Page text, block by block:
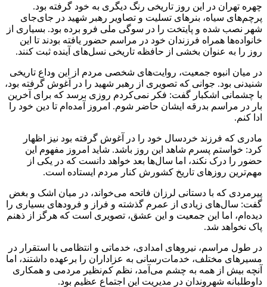
چهره تهران در این روز تاریخی رنگ دیگری به خود گرفته بود.
پرچم‌های سیاه، بنرهای تسلیت و تصاویر رهبر شهید در جای‌جای
شهر نصب شده و پایتخت را در سوگی ملی فرو برده بود. بسیاری از
خانواده‌ها همراه فرزندان خود در مراسم حضور یافته بودند تا این
روز را به عنوان بخشی از حافظه تاریخی نسل‌های آینده ثبت کنند.
در میان انبوه جمعیت، روایت‌های شخصی مردم از این وداع تاریخی
شنیدنی بود. جوانی که تصویری از رهبر شهید را در آغوش گرفته بود،
با چشمانی اشکبار گفت: فکر نمی‌کردم روزی برسد که برای آخرین
بار در مراسم بدرقه ایشان حاضر شوم. امروز آمده‌ام تا دین خود را
ادا کنم.
مادری که فرزند خردسال خود را در آغوش گرفته بود نیز اظهار
کرد: خواستم پسرم شاهد این روز باشد. شاید امروز مفهوم این
حضور را درک نکند، اما سال‌ها بعد خواهد دانست که در یکی از
مهم‌ترین روزهای تاریخ کشورش کنار مردم ایستاده است.
پیرمردی که با دستانی لرزان فاتحه می‌خواند، در میان اشک و بغض
گفت: سال‌های زیادی از عمرم گذشته و فراز و فرودهای بسیاری را
دیده‌ام، اما این جمعیت و این عشق، تصویری است که هرگز از ذهنم
پاک نخواهد شد.
در طول مراسم، نیروهای امدادی، خدماتی و انتظامی با استقرار در
مسیرهای مختلف، خدمات‌رسانی به عزاداران را برعهده داشتند، اما
آنچه بیش از همه به چشم می‌آمد، نظم کم‌نظیر مردمی و همکاری
داوطلبانه شهروندان در مدیریت این اجتماع عظیم بود.